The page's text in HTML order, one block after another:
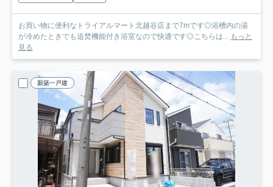
お買い物に便利なトライアルマート北越谷店まで7mです◎浴槽内の湯
が冷めたときでも追焚機能付き浴室なので快適です◎こちらは...
もっと
見る
新築一戸建